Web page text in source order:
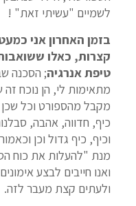
לשמיים "עשיתי זאת" !
בזמן האחרון אני
קצרות, כאלו
טיפת אנרגיה; הסכנה
מתאימות לי, הן נוכח זה
מקבל מהספורט וכל
כיף, חדווה, אהבה,
וכיף, כיף גדול וכן
ואנו חייבים לבצע
ולעתים קצת מעבר לזה.